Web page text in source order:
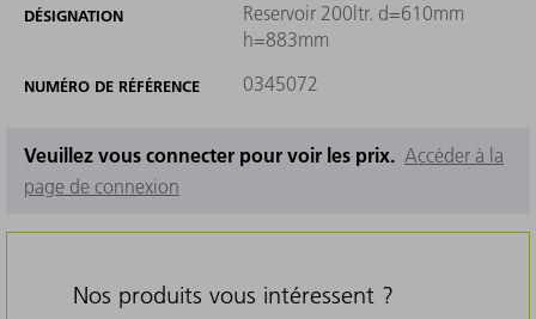
DÉSIGNATION
Reservoir 200ltr. d=610mm
h=883mm
NUMÉRO DE RÉFÉRENCE 0345072
Veuillez vous connecter pour voir les prix. Accéder à la
page de connexion
Nos produits vous intéressent ?